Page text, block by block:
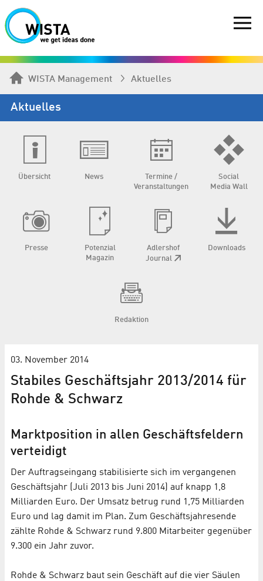
WISTA Management Aktuelles
Aktuelles
Übersicht News
Termine /
Veranstaltungen
Social
Media Wall
Presse
Potenzial
Magazin
Adlershof
Journal
Downloads
Redaktion
03. November 2014
Stabiles Geschäftsjahr 2013/2014 für
Rohde & Schwarz
Marktposition in allen Geschäftsfeldern
verteidigt
Der Auftragseingang stabilisierte sich im vergangenen
Geschäftsjahr (Juli 2013 bis Juni 2014) auf knapp 1,8
Milliarden Euro. Der Umsatz betrug rund 1,75 Milliarden
Euro und lag damit im Plan. Zum Geschäftsjahresende
zählte Rohde & Schwarz rund 9.800 Mitarbeiter gegenüber
9.300 ein Jahr zuvor.
Rohde & Schwarz baut sein Geschäft auf die vier Säulen